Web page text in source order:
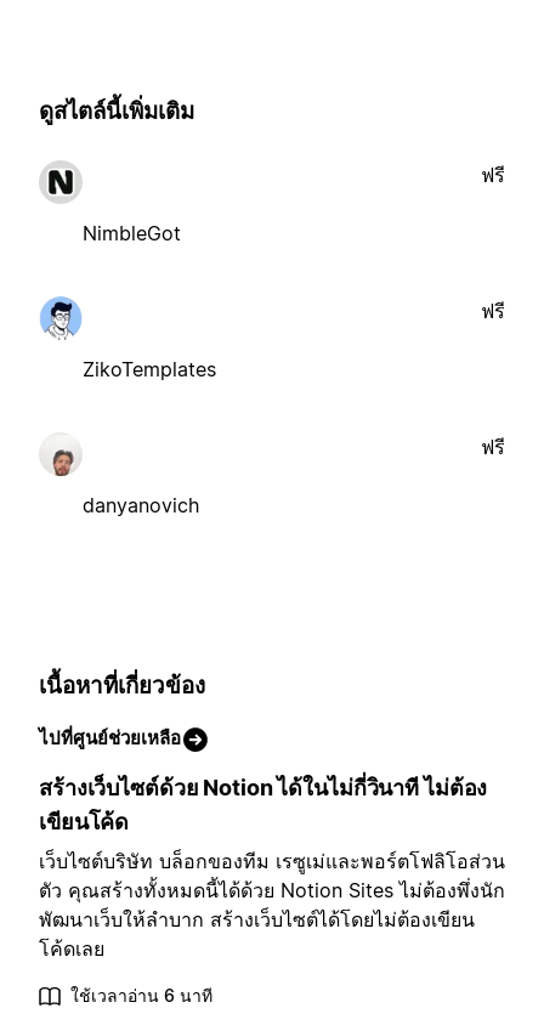
ดูสไตล์นี้เพิ่มเติม
NimbleGot
ฟรี
ZikoTemplates
ฟรี
danyanovich
ฟรี
เนื้อหาที่เกี่ยวข้อง
ไปที่ศูนย์ช่วยเหลือ
สร้างเว็บไซต์ด้วย Notion ได้ในไม่กี่วินาที ไม่ต้อง
เขียนโค้ด
เว็บไซต์บริษัท บล็อกของทีม เรซูเม่และพอร์ตโฟลิโอส่วน
ตัว คุณสร้างทั้งหมดนี้ได้ด้วย Notion Sites ไม่ต้องพึ่งนัก
พัฒนาเว็บให้ลำบาก สร้างเว็บไซต์ได้โดยไม่ต้องเขียน
โค้ดเลย
ใช้เวลาอ่าน 6 นาที